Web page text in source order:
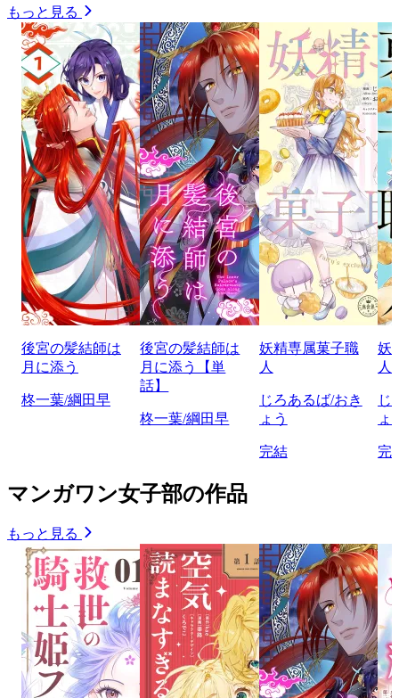
もっと見る
後宮の髪結師は
月に添う
柊一葉/綱田早
後宮の髪結師は
月に添う【単
話】
柊一葉/綱田早
妖精専属菓子職
人
じろあるば/おき
ょう
完結
妖
人
じ
ょ
完
マンガワン女子部の作品
もっと見る